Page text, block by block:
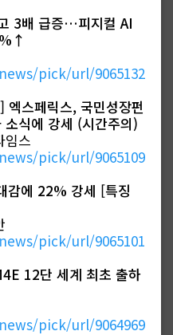
3배 급증…피지컬 AI
pick/url/9065132
스페릭스, 국민성장펀
식에 강세 (시간주의)
임스
pick/url/9065109
감에 22% 강세 [특징
pick/url/9065101
12단 세계 최초 출하
pick/url/9064969